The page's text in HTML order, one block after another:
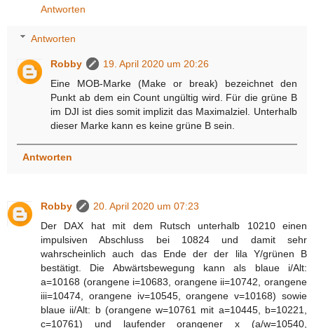
Antworten
Antworten
Robby
19. April 2020 um 20:26
Eine MOB-Marke (Make or break) bezeichnet den
Punkt ab dem ein Count ungültig wird. Für die grüne B
im DJI ist dies somit implizit das Maximalziel. Unterhalb
dieser Marke kann es keine grüne B sein.
Antworten
Robby
20. April 2020 um 07:23
Der DAX hat mit dem Rutsch unterhalb 10210 einen
impulsiven Abschluss bei 10824 und damit sehr
wahrscheinlich auch das Ende der der lila Y/grünen B
bestätigt. Die Abwärtsbewegung kann als blaue i/Alt:
a=10168 (orangene i=10683, orangene ii=10742, orangene
iii=10474, orangene iv=10545, orangene v=10168) sowie
blaue ii/Alt: b (orangene w=10761 mit a=10445, b=10221,
c=10761) und laufender orangener x (a/w=10540,